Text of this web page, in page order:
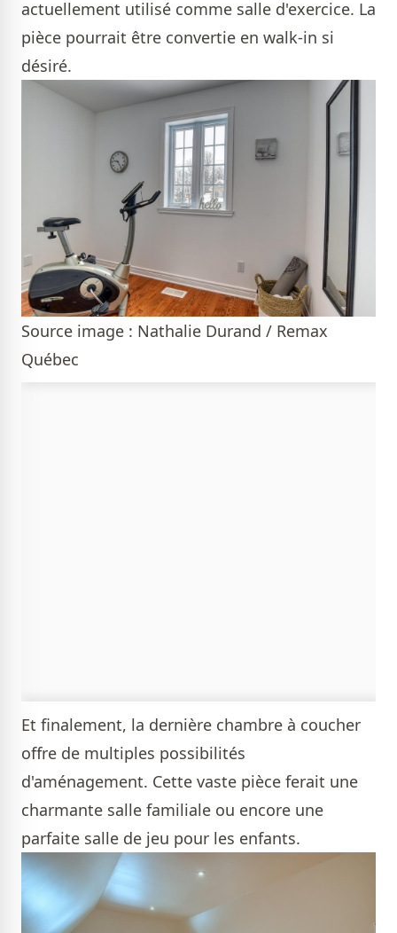
actuellement utilisé comme salle d'exercice. La
pièce pourrait être convertie en walk-in si
désiré.
Source image : Nathalie Durand / Remax
Québec
Et finalement, la dernière chambre à coucher
offre de multiples possibilités
d'aménagement. Cette vaste pièce ferait une
charmante salle familiale ou encore une
parfaite salle de jeu pour les enfants.